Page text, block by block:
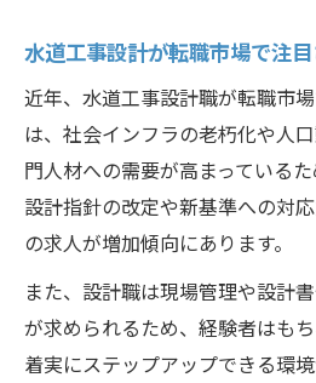
水道工事設計が転職市場で注
近年、水道工事設計職が転職市
は、社会インフラの老朽化や人
門人材への需要が高まっている
設計指針の改定や新基準への対
の求人が増加傾向にあります。
また、設計職は現場管理や設計
が求められるため、経験者はも
着実にステップアップできる環